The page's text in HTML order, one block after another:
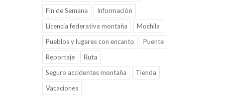
Fin de Semana
Información
Licencia federativa montaña
Mochila
Pueblos y lugares con encanto
Puente
Reportaje
Ruta
Seguro accidentes montaña
Tienda
Vacaciones